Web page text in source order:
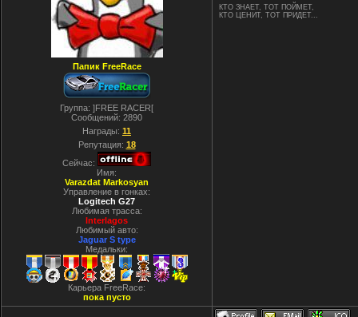
Папик FreeRace
Группа: ]FREE RACER[
Сообщений: 2890
Награды: 11
Репутация: 18
Сейчас:
Имя:
Varazdat Markosyan
Управление в гонках:
Logitech G27
Любимая трасса:
Interlagos
Любимый авто:
Jaguar S type
Медальки:
Карьера FreeRace:
пока пусто
КТО ЗНАЕТ, ТОТ ПОЙМЕТ,
КТО ЦЕНИТ, ТОТ ПРИДЕТ...